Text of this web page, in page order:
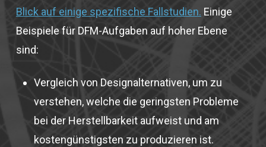
Blick auf einige spezifische Fallstudien. Einige
Beispiele für DFM-Aufgaben auf hoher Ebene
sind:
Vergleich von Designalternativen, um zu
verstehen, welche die geringsten Probleme
bei der Herstellbarkeit aufweist und am
kostengünstigsten zu produzieren ist.